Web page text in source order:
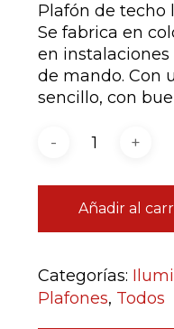
Plafón de techo
Se fabrica en
en
de mando. Con
sencillo, con
Añadir al
Categorías:
Plafones, Todos